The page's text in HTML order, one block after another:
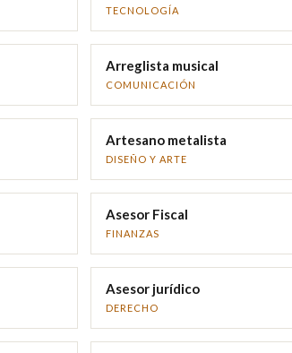
TECNOLOGÍA
Arreglista musical
COMUNICACIÓN
Artesano metalista
DISEÑO Y ARTE
Asesor Fiscal
FINANZAS
Asesor jurídico
DERECHO